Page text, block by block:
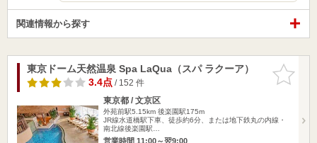
関連情報から探す
お気に入
りに追加
東京ドーム天然温泉 Spa LaQua（スパ ラクーア）
3.4点/ 152 件
東京都 / 文京区
外苑前駅5.15km 後楽園駅175m
JR線水道橋駅下車、徒歩約6分、または地下鉄丸の内線・
南北線後楽園駅…
営業時間 11:00～翌9:00